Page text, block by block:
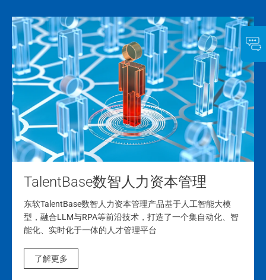
TalentBase数智人力资本管理
东软TalentBase数智人力资本管理产品基于人工智能大模
型，融合LLM与RPA等前沿技术，打造了一个集自动化、智
能化、实时化于一体的人才管理平台
了解更多